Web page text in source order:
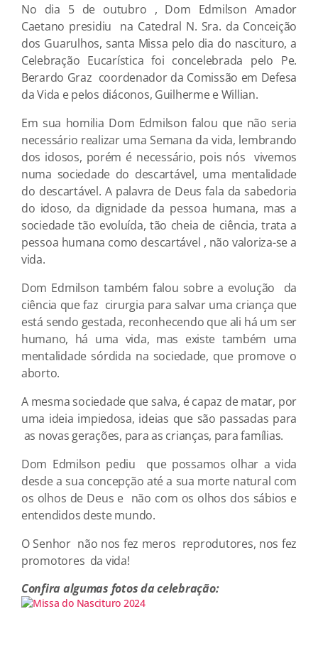
No dia 5 de outubro , Dom Edmilson Amador
Caetano presidiu na Catedral N. Sra. da Conceição
dos Guarulhos, santa Missa pelo dia do nascituro, a
Celebração Eucarística foi concelebrada pelo Pe.
Berardo Graz coordenador da Comissão em Defesa
da Vida e pelos diáconos, Guilherme e Willian.
Em sua homilia Dom Edmilson falou que não seria
necessário realizar uma Semana da vida, lembrando
dos idosos, porém é necessário, pois nós vivemos
numa sociedade do descartável, uma mentalidade
do descartável. A palavra de Deus fala da sabedoria
do idoso, da dignidade da pessoa humana, mas a
sociedade tão evoluída, tão cheia de ciência, trata a
pessoa humana como descartável , não valoriza-se a
vida.
Dom Edmilson também falou sobre a evolução da
ciência que faz cirurgia para salvar uma criança que
está sendo gestada, reconhecendo que ali há um ser
humano, há uma vida, mas existe também uma
mentalidade sórdida na sociedade, que promove o
aborto.
A mesma sociedade que salva, é capaz de matar, por
uma ideia impiedosa, ideias que são passadas para
as novas gerações, para as crianças, para famílias.
Dom Edmilson pediu que possamos olhar a vida
desde a sua concepção até a sua morte natural com
os olhos de Deus e não com os olhos dos sábios e
entendidos deste mundo.
O Senhor não nos fez meros reprodutores, nos fez
promotores da vida!
Confira algumas fotos da celebração: